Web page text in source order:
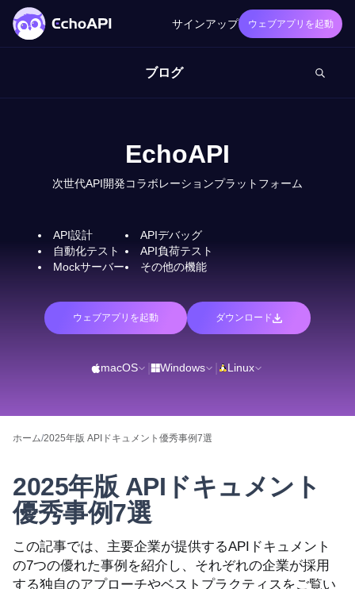
サインアップ ウェブアプリを起動
ブログ
EchoAPI
次世代API開発コラボレーションプラットフォーム
API設計
APIデバッグ
自動化テスト
API負荷テスト
Mockサーバー
その他の機能
ウェブアプリを起動 ダウンロード
macOS Windows Linux
ホーム/2025年版 APIドキュメント優秀事例7選
2025年版 APIドキュメント
優秀事例7選
この記事では、主要企業が提供するAPIドキュメント
の7つの優れた事例を紹介し、それぞれの企業が採用
する独自のアプローチやベストプラクティスをご覧い